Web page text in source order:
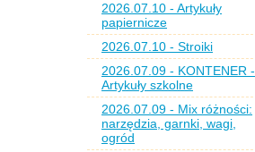
2026.07.10 - Artykuły
papiernicze
2026.07.10 - Stroiki
2026.07.09 - KONTENER -
Artykuły szkolne
2026.07.09 - Mix różności:
narzędzia, garnki, wagi,
ogród